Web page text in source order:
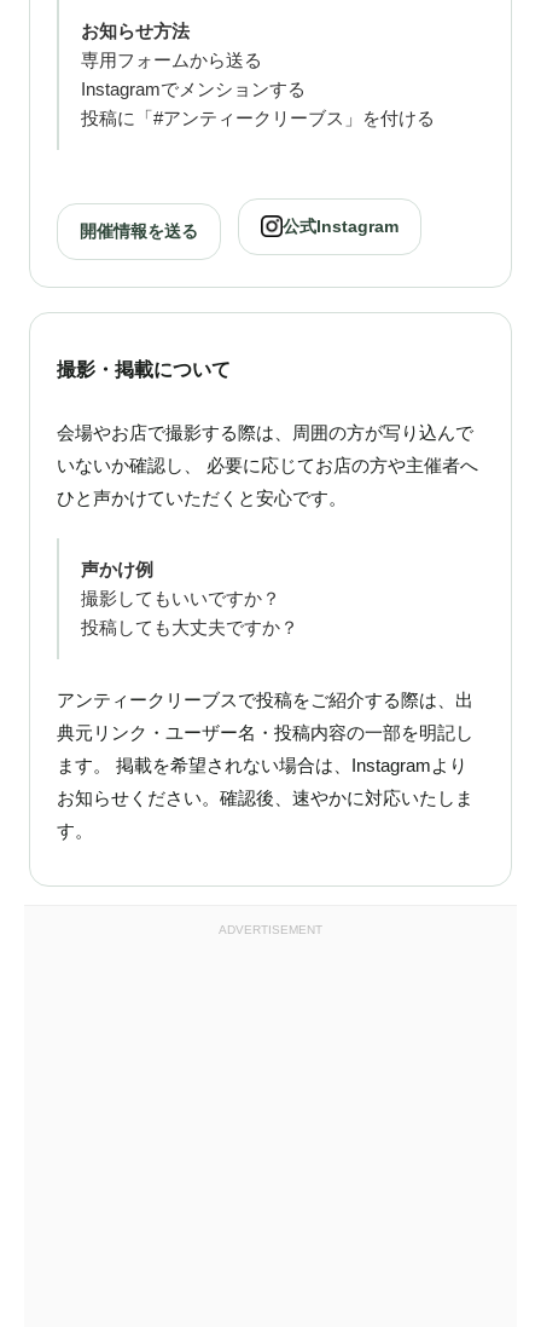
お知らせ方法
専用フォームから送る
Instagramでメンションする
投稿に「#アンティークリーブス」を付ける
開催情報を送る 公式Instagram
撮影・掲載について
会場やお店で撮影する際は、周囲の方が写り込んで
いないか確認し、 必要に応じてお店の方や主催者へ
ひと声かけていただくと安心です。
声かけ例
撮影してもいいですか？
投稿しても大丈夫ですか？
アンティークリーブスで投稿をご紹介する際は、出
典元リンク・ユーザー名・投稿内容の一部を明記し
ます。 掲載を希望されない場合は、Instagramより
お知らせください。確認後、速やかに対応いたしま
す。
ADVERTISEMENT